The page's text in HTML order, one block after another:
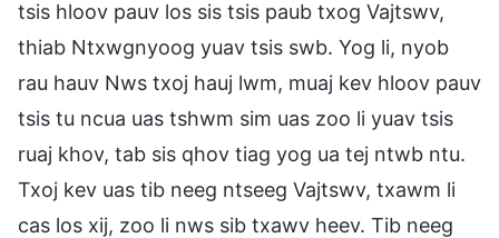
tsis hloov pauv los sis tsis paub txog Vajtswv,
thiab Ntxwgnyoog yuav tsis swb. Yog li, nyob
rau hauv Nws txoj hauj lwm, muaj kev hloov pauv
tsis tu ncua uas tshwm sim uas zoo li yuav tsis
ruaj khov, tab sis qhov tiag yog ua tej ntwb ntu.
Txoj kev uas tib neeg ntseeg Vajtswv, txawm li
cas los xij, zoo li nws sib txawv heev. Tib neeg